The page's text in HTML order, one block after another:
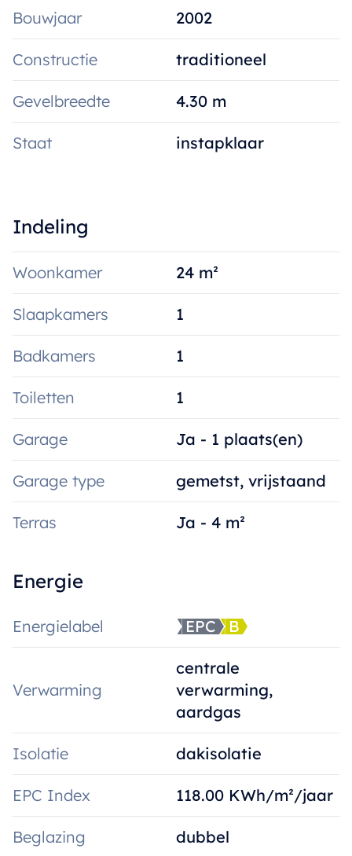
Bouwjaar 2002
Constructie traditioneel
Gevelbreedte 4.30 m
Staat instapklaar
Indeling
Woonkamer 24 m²
Slaapkamers 1
Badkamers 1
Toiletten 1
Garage Ja - 1 plaats(en)
Garage type gemetst, vrijstaand
Terras Ja - 4 m²
Energie
Energielabel EPC B
Verwarming
centrale
verwarming,
aardgas
Isolatie dakisolatie
EPC Index 118.00 KWh/m²/jaar
Beglazing dubbel